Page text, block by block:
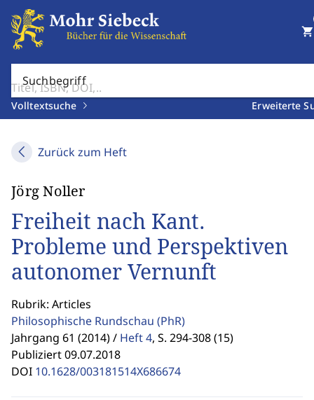
Suchbegriff
Volltextsuche Erweiterte
shopping_cart
Zurück zum Heft
Jörg Noller
Freiheit nach Kant.
Probleme und Perspektiven
autonomer Vernunft
Rubrik: Articles
Philosophische Rundschau (PhR)
Jahrgang 61 (2014) / Heft 4, S. 294-308 (15)
Publiziert 09.07.2018
DOI 10.1628/003181514X686674